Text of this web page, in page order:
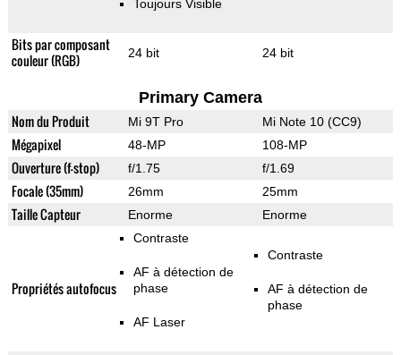
Toujours Visible
Bits par composant
couleur (RGB)
24 bit 24 bit
Primary Camera
Nom du Produit Mi 9T Pro Mi Note 10 (CC9)
Mégapixel 48-MP 108-MP
Ouverture (f-stop) f/1.75 f/1.69
Focale (35mm) 26mm 25mm
Taille Capteur Enorme Enorme
Propriétés autofocus
Contraste
AF à détection de
phase
AF Laser
Contraste
AF à détection de
phase